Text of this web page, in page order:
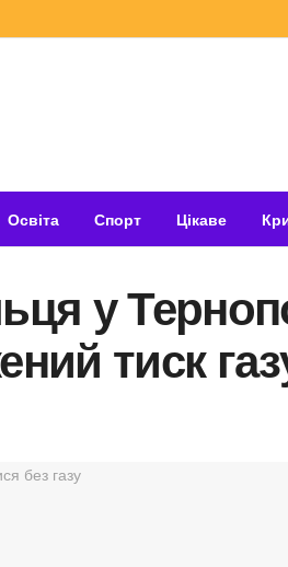
Освіта Спорт Цікаве
у
тиск